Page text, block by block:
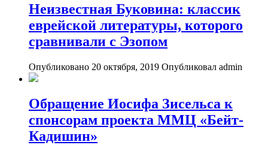
Неизвестная Буковина: классик
еврейской литературы, которого
сравнивали с Эзопом
Опубликовано 20 октября, 2019 Опубликовал admin
Обращение Иосифа Зисельса к
спонсорам проекта ММЦ «Бейт-
Кадишин»